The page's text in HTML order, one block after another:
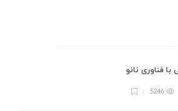
با فناوری نانو
5246